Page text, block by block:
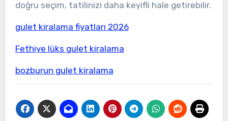
doğru seçim, tatilinizi daha keyifli hale getirebilir.
gulet kiralama fiyatları 2026
Fethiye lüks gulet kiralama
bozburun gulet kiralama